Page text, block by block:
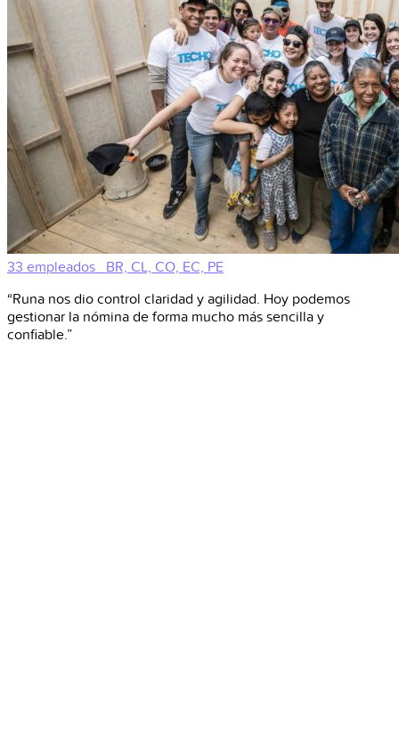
33 empleados
BR, CL, CO, EC, PE
“Runa nos dio control claridad y agilidad. Hoy podemos
gestionar la nómina de forma mucho más sencilla y
confiable.”